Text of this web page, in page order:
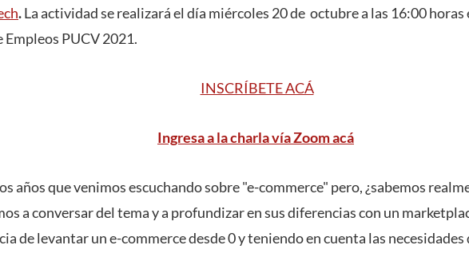
.La actividad se realizará el día miércoles 20 de octubre a las 16:00 horas
Empleos PUCV 2021.
INSCRÍBETE ACÁ
Ingresa a la charla vía Zoom acá
años que venimos escuchando sobre "e-commerce" pero, ¿sabemos
a conversar del tema y a profundizar en sus diferencias con un
de levantar un e-commerce desde 0 y teniendo en cuenta las necesidades